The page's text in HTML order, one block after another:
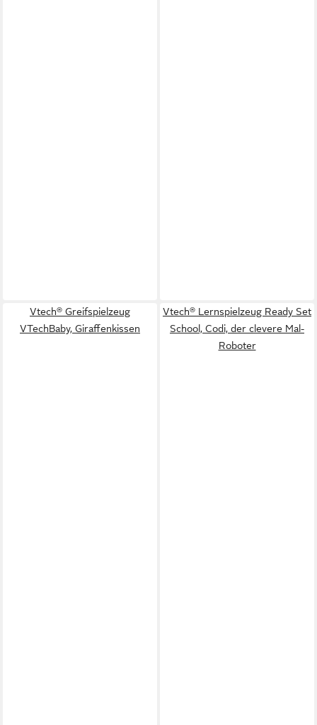
Vtech® Greifspielzeug
VTechBaby, Giraffenkissen
Vtech® Lernspielzeug Ready Set
School, Codi, der clevere Mal-
Roboter